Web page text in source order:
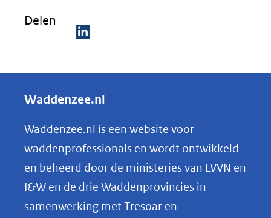
Delen
e
e
n
o
p
Waddenzee.nl
Waddenzee.nl is een website voor
waddenprofessionals en wordt ontwikkeld
en beheerd door de ministeries van LVVN en
I&W en de drie Waddenprovincies in
samenwerking met Tresoar en